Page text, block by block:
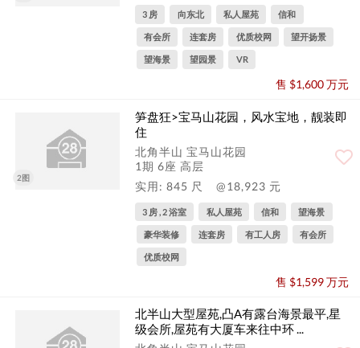
3 房 向东北 私人屋苑 信和
有会所 连套房 优质校网 望开扬景
望海景 望园景 VR
售 $1,600 万元
2图
笋盘狂>宝马山花园，风水宝地，靓装即
住
北角半山 宝马山花园
1期 6座 高层
实用: 845 尺
@18,923 元
3 房 , 2 浴室 私人屋苑 信和 望海景
豪华装修 连套房 有工人房 有会所
优质校网
售 $1,599 万元
北半山大型屋苑,凸A有露台海景最平,星
级会所,屋苑有大厦车来往中环 ...